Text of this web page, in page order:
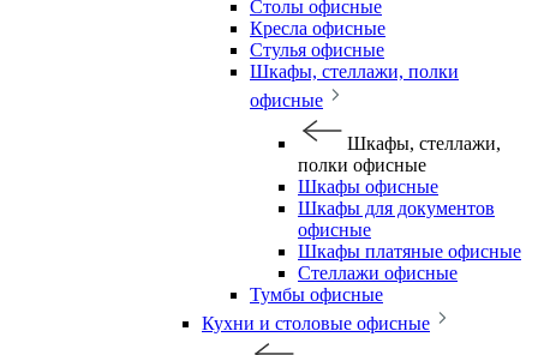
Столы офисные
Кресла офисные
Стулья офисные
Шкафы, стеллажи, полки
офисные
Шкафы, стеллажи,
полки офисные
Шкафы офисные
Шкафы для документов
офисные
Шкафы платяные офисные
Стеллажи офисные
Тумбы офисные
Кухни и столовые офисные